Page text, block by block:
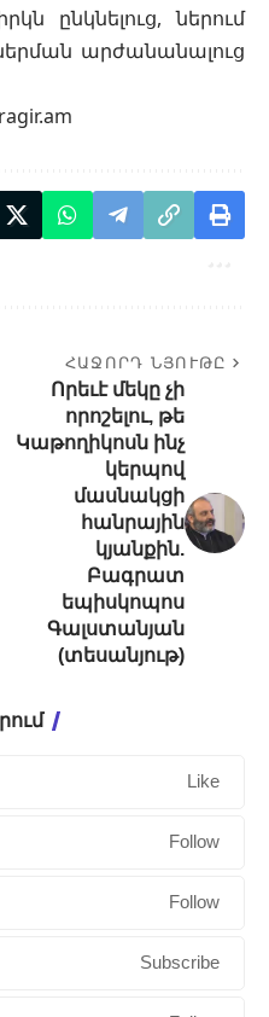
ընկնելուց, ներում
ներման արժանանալուց
ՀԱՋՈՐԴ ՆՅՈՒԹԸ
Որեւէ մեկը չի
որոշելու, թե
Կաթողիկոսն ինչ
կերպով
մասնակցի
հանրային
կյանքին.
Բագրատ
եպիսկոպոս
Գալստանյան
(տեսանյութ)
Like
Follow
Follow
Subscribe